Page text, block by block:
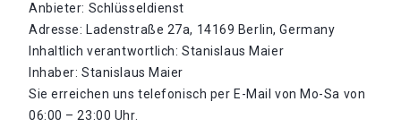
Anbieter: Schlüsseldienst
Adresse: Ladenstraße 27a, 14169 Berlin, Germany
Inhaltlich verantwortlich: Stanislaus Maier
Inhaber: Stanislaus Maier
Sie erreichen uns telefonisch per E-Mail von Mo-Sa von
06:00 – 23:00 Uhr.